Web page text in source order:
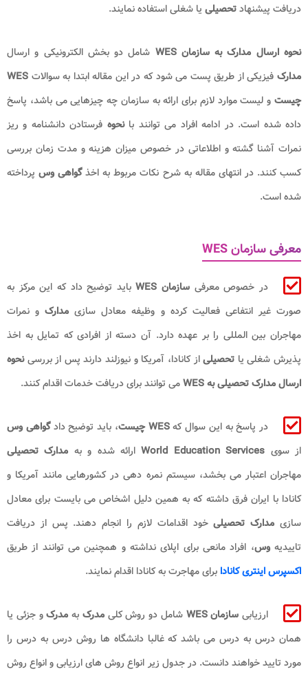
دریافت پیشنهادتحصیلی یا شغلی استفاده نمایند.
نحوه ارسال مدارک به سازمان WES
شامل دو بخش الکترونیکی و ارسال
مدارک فیزیکی از طریق پست می شود که در این مقاله ابتدا به سوالات WES
چیست و لیست موارد لازم برای ارائه به سازمان چه چیزهایی می باشد، پاسخ
داده شده است. در ادامه افراد می توانند بانحوه فرستادن دانشنامه و ریز
نمرات آشنا گشته و اطلاعاتی در خصوص میزان هزینه و مدت زمان بررسی
کسب کنند. در انتهای مقاله به شرح نکات مربوط به اخذگواهی وسپرداخته
شده است.
معرفی سازمان WES
در خصوص معرفی سازمان WES
باید توضیح داد که این مرکز به
صورت غیر انتفاعی فعالیت کرده و وظیفه معادل سازی مدارکو نمرات
مهاجران بین المللی را بر عهده دارد. آن دسته از افرادی که تمایل به اخذ
پذیرش شغلی یا تحصیلیاز کانادا، آمریکا و نیوزلند دارند پس از بررسینحوه
ارسال مدارک تحصیلی به WES
می توانند برای دریافت خدمات اقدام کنند.
در پاسخ به این سوال کهWES چیست ، باید توضیح دادگواهی وس
از سوی World Education Servicesارائه شده و به مدارک تحصیلی
مهاجران اعتبار می بخشد، سیستم نمره دهی در کشورهایی مانند آمریکا و
کانادا با ایران فرق داشته که به همین دلیل اشخاص می بایست برای معادل
سازی مدارک تحصیلیخود اقدامات لازم را انجام دهند. پس از دریافت
تاییدیهوس، افراد مانعی برای اپلای نداشته و همچنین می توانند از طریق
اکسپرس اینتری کانادا برای مهاجرت به کانادا اقدام نمایند.
ارزیابی سازمان WES شامل دو روش کلیمدرک به مدرکو جزئی یا
همان درس به درس می باشد که غالبا دانشگاه ها روش درس به درس را
مورد تایید خواهند دانست. در جدول زیر انواع روش های ارزیابی و انواع روش